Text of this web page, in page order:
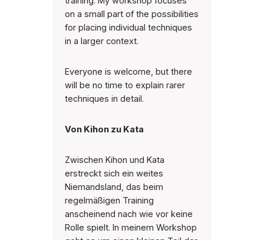
on a small part of the possibilities
for placing individual techniques
in a larger context.
Everyone is welcome, but there
will be no time to explain rarer
techniques in detail.
Von Kihon zu Kata
Zwischen Kihon und Kata
erstreckt sich ein weites
Niemandsland, das beim
regelmäßigen Training
anscheinend nach wie vor keine
Rolle spielt. In meinem Workshop